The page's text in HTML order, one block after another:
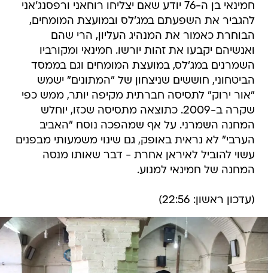
חמינאי בן ה-76 יודע שאם יצליחו רוחאני ורפסנג'אני
להגביר את השפעתם במג'לס ובמועצת המומחים,
הבוחרת כאמור את המנהיג העליון, הרי שהם
ואנשיהם יקבעו את זהות יורשו. חמינאי ומקורביו
השמרנים במג'לס, במועצת המומחים וגם בממסד
הביטחוני, חוששים שניצחון של "המתונים" ישמש
"אור ירוק" לתסיסה חברתית מקיפה יותר, ממש כפי
שקרה ב-2009. כתוצאה מתסיסה שכזו, יוחלש
המחנה השמרני. על אף שמהפכה נוסח "האביב
הערבי" לא נראית באופק, גם שינוי משמעותי מבפנים
עשוי להוביל לאיראן אחרת - דבר שאותו מנסה
המחנה של חמינאי למנוע.
(עדכון ראשון: 22:56)